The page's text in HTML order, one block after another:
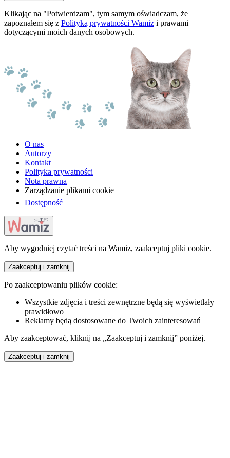
Klikając na "Potwierdzam", tym samym oświadczam, że
zapoznałem się z Polityką prywatności Wamiz i prawami
dotyczącymi moich danych osobowych.
O nas
Autorzy
Kontakt
Polityka prywatności
Nota prawna
Zarządzanie plikami cookie
Dostępność
Aby wygodniej czytać treści na Wamiz, zaakceptuj pliki cookie.
Zaakceptuj i zamknij
Po zaakceptowaniu plików cookie:
Wszystkie zdjęcia i treści zewnętrzne będą się wyświetlały
prawidłowo
Reklamy będą dostosowane do Twoich zainteresowań
Aby zaakceptować, kliknij na „Zaakceptuj i zamknij” poniżej.
Zaakceptuj i zamknij